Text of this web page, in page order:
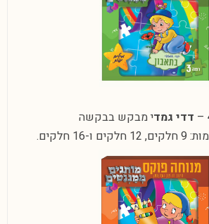
– דדי גמדי מבקש בבקשה